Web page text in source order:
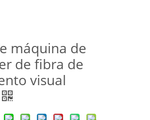
máquina de
de fibra de
visual